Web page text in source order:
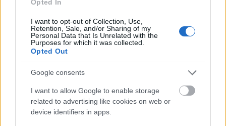
Opted In
I want to opt-out of Collection, Use,
Retention, Sale, and/or Sharing of my
Personal Data that Is Unrelated with the
Purposes for which it was collected.
Opted Out
Google consents
I want to allow Google to enable storage
related to advertising like cookies on web or
device identifiers in apps.
készül. Más előadók lemezein is szeretnék
Mellékprojektek:DJ ONE-ABnéven scratchelek a
SoulClap Budapest és Ethnofil zenekarokban.
Szexepil:A bundám, mármint a fekete műszőrme,
amit kizárólag klipforgatásokon és extra djszettek
alkalmával viselek.
Legnagyobb eredmény, elismerés: